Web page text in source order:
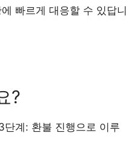
빠르게 대응할 수 있답니
?
계: 환불 진행으로 이루